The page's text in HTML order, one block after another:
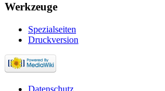
Werkzeuge
Spezialseiten
Druckversion